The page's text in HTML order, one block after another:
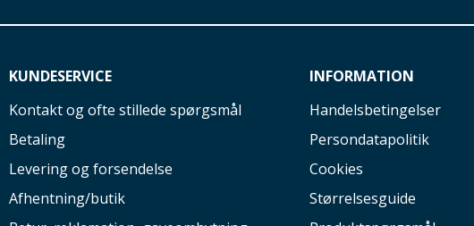
KUNDESERVICE
Kontakt og ofte stillede spørgsmål
Betaling
Levering og forsendelse
Afhentning/butik
INFORMATION
Handelsbetingelser
Persondatapolitik
Cookies
Størrelsesguide